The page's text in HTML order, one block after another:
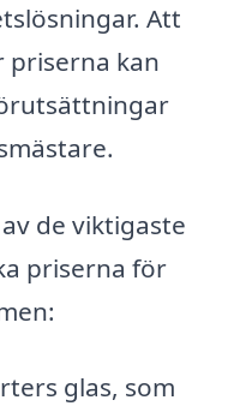
Att
priserna kan
de viktigaste
priserna för
glas, som